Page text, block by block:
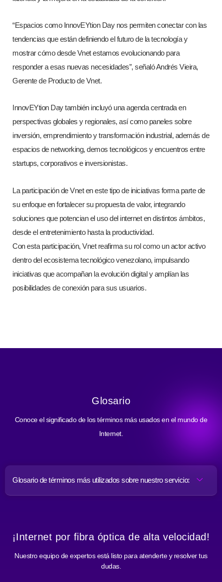
“Espacios como InnovEYtion Day nos permiten conectar con las
tendencias que están definiendo el futuro de la tecnología y
mostrar cómo desde Vnet estamos evolucionando para
responder a esas nuevas necesidades”, señaló Andrés Vieira,
Gerente de Producto de Vnet.
InnovEYtion Day también incluyó una agenda centrada en
perspectivas globales y regionales, así como paneles sobre
inversión, emprendimiento y transformación industrial, además de
espacios de networking, demos tecnológicos y encuentros entre
startups, corporativos e inversionistas.
La participación de Vnet en este tipo de iniciativas forma parte de
su enfoque en fortalecer su propuesta de valor, integrando
soluciones que potencian el uso del internet en distintos ámbitos,
desde el entretenimiento hasta la productividad.
Con esta participación, Vnet reafirma su rol como un actor activo
dentro del ecosistema tecnológico venezolano, impulsando
iniciativas que acompañan la evolución digital y amplían las
posibilidades de conexión para sus usuarios.
Glosario
Conoce el significado de los términos más usados en el mundo de
Internet.
Glosario de términos más utilizados sobre nuestro servicio:
¡Internet por fibra óptica de alta velocidad!
Nuestro equipo de expertos está listo para atenderte y resolver tus
dudas.